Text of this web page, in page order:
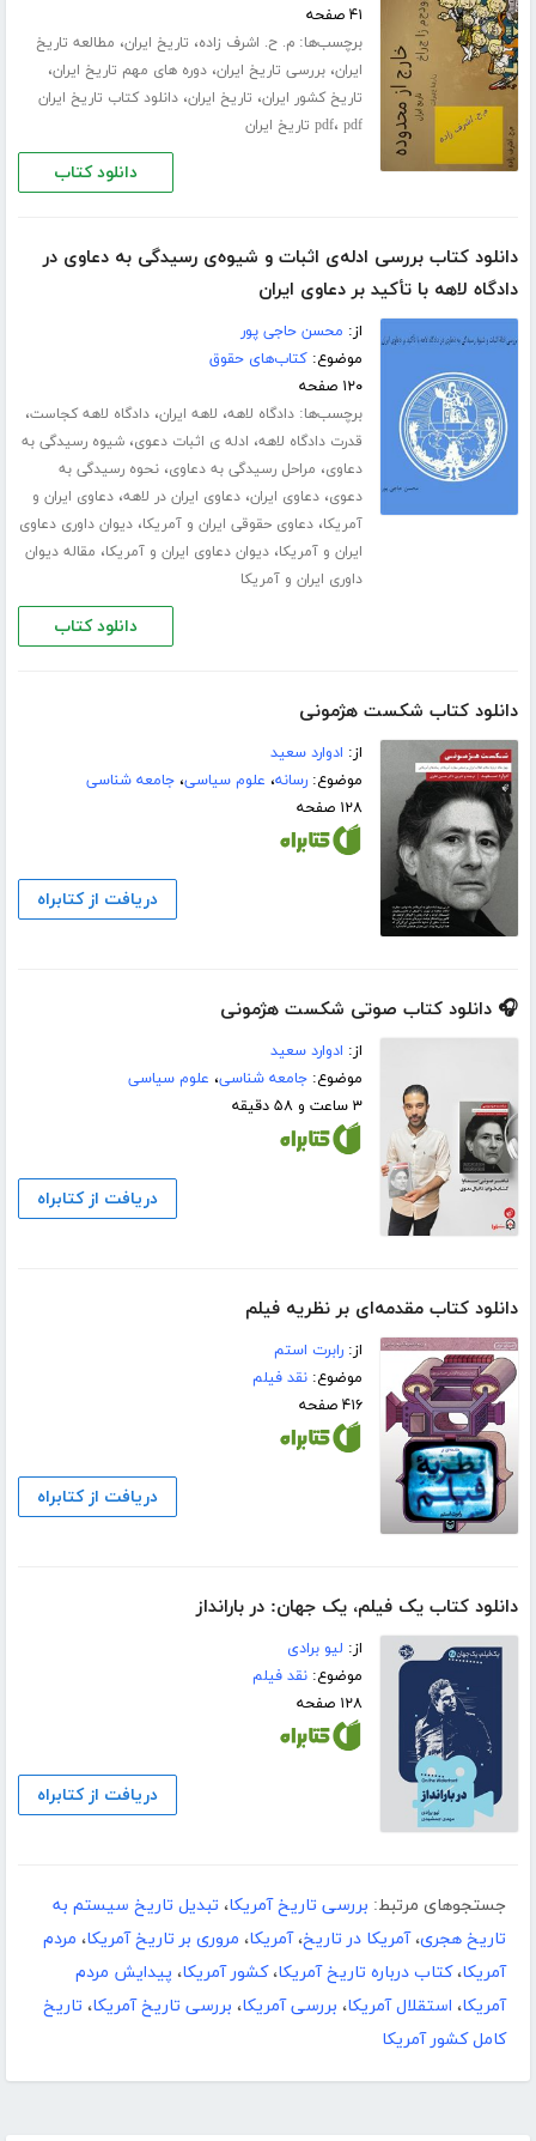
۴۱ صفحه
برچسب‌ها:م. ح. اشرف زاده، تاریخ ایران، مطالعه تاریخ
ایران،بررسی تاریخ ایران،دوره های مهم تاریخ ایران،
تاریخ کشور ایران، تاریخ ایران،دانلود کتاب تاریخ ایران
pdf، pdf تاریخ ایران
دانلود کتاب
دانلود کتاب بررسی ادله‌ی اثبات و شیوه‌ی رسیدگی به دعاوی در
دادگاه لاهه با تأکید بر دعاوی ایران
از: محسن حاجی پور
موضوع:کتاب‌های حقوق
۱۲۰ صفحه
برچسب‌ها:دادگاه لاهه، لاهه ایران،دادگاه لاهه کجاست،
قدرت دادگاه لاهه، ادله ی اثبات دعوی،شیوه رسیدگی به
دعاوی، مراحل رسیدگی به دعاوی،نحوه رسیدگی به
دعوی،دعاوی ایران،دعاوی ایران در لاهه،دعاوی ایران و
آمریکا،دعاوی حقوقی ایران و آمریکا،دیوان داوری دعاوی
ایران و آمریکا،دیوان دعاوی ایران و آمریکا، مقاله دیوان
داوری ایران و آمریکا
دانلود کتاب
دانلود کتاب شکست هژمونی
از: ادوارد سعید
موضوع:رسانه، علوم سیاسی،جامعه شناسی
۱۲۸ صفحه
دریافت از کتابراه
🎧 دانلود کتاب صوتی شکست هژمونی
از: ادوارد سعید
موضوع:جامعه شناسی، علوم سیاسی
۳ ساعت و ۵۸ دقیقه
دریافت از کتابراه
دانلود کتاب مقدمه‌ای بر نظریه فیلم
از:رابرت استم
موضوع:نقد فیلم
۴۱۶ صفحه
دریافت از کتابراه
دانلود کتاب یک فیلم، یک جهان: در بارانداز
از: لیو برادی
موضوع:نقد فیلم
۱۲۸ صفحه
دریافت از کتابراه
جستجوهای مرتبط: بررسی تاریخ آمریکا، تبدیل تاریخ سیستم به
تاریخ هجری،آمریکا در تاریخ،آمریکا، مروری بر تاریخ آمریکا، مردم
آمریکا،کتاب درباره تاریخ آمریکا،کشور آمریکا، پیدایش مردم
آمریکا، استقلال آمریکا، بررسی آمریکا، بررسی تاریخ آمریکا، تاریخ
کامل کشور آمریکا